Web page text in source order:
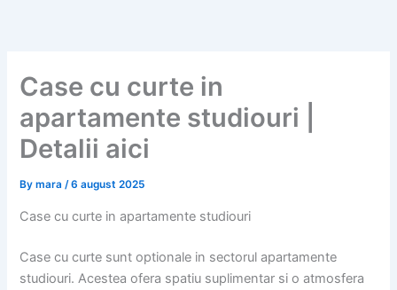
Case cu curte in
apartamente studiouri |
Detalii aici
Bymara/6 august 2025
Case cu curte in apartamente studiouri
Case cu curte sunt optionale in sectorul apartamente
studiouri. Acestea ofera spatiu suplimentar si o atmosfera